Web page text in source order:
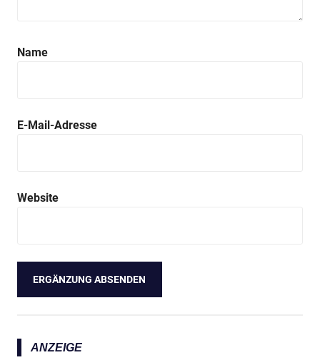
Name
E-Mail-Adresse
Website
ANZEIGE